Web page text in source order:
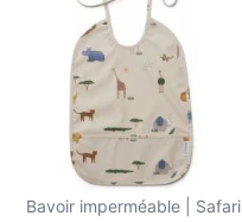
Bavoir imperméable | Safari